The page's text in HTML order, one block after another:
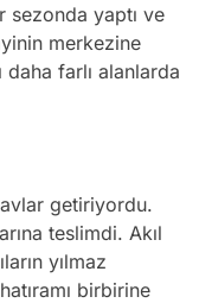
sezonda yaptı ve
merkezine
farlı alanlarda
getiriyordu.
teslimdi. Akıl
yılmaz
birbirine